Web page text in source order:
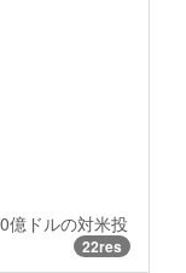
億ドルの対米投
22res